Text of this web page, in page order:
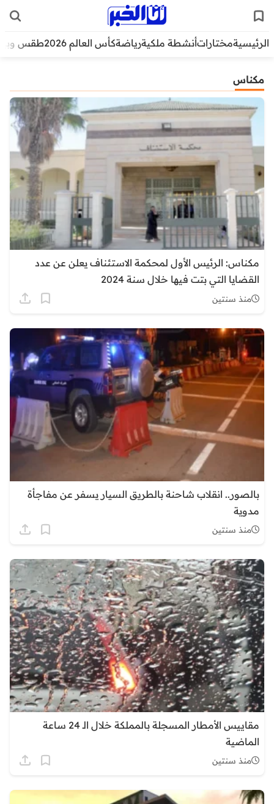
الرئيسيةمختاراتأنشطة ملكيةرياضةكأس العالم 2026 طقس
مكناس
مكناس: الرئيس الأول لمحكمة الاستئناف يعلن عن عدد
القضايا التي بتت فيها خلال سنة 2024
منذ سنتين
بالصور.. انقلاب شاحنة بالطريق السيار يسفر عن مفاجأة
مدوية
منذ سنتين
مقاييس الأمطار المسجلة بالمملكة خلال الـ 24 ساعة
الماضية
منذ سنتين